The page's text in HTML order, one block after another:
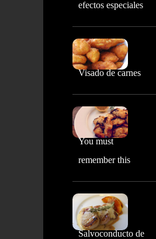
efectos especiales
Visado de carnes
You must
remember this
Salvoconducto de